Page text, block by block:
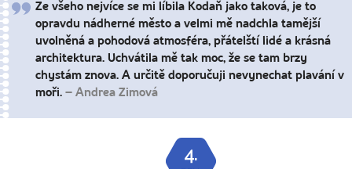
Ze všeho nejvíce se mi líbila Kodaň jako taková, je to
opravdu nádherné město a velmi mě nadchla tamější
uvolněná a pohodová atmosféra, přátelští lidé a krásná
architektura. Uchvátila mě tak moc, že se tam brzy
chystám znova. A určitě doporučuji nevynechat plavání v
moři. – Andrea Zimová
4.